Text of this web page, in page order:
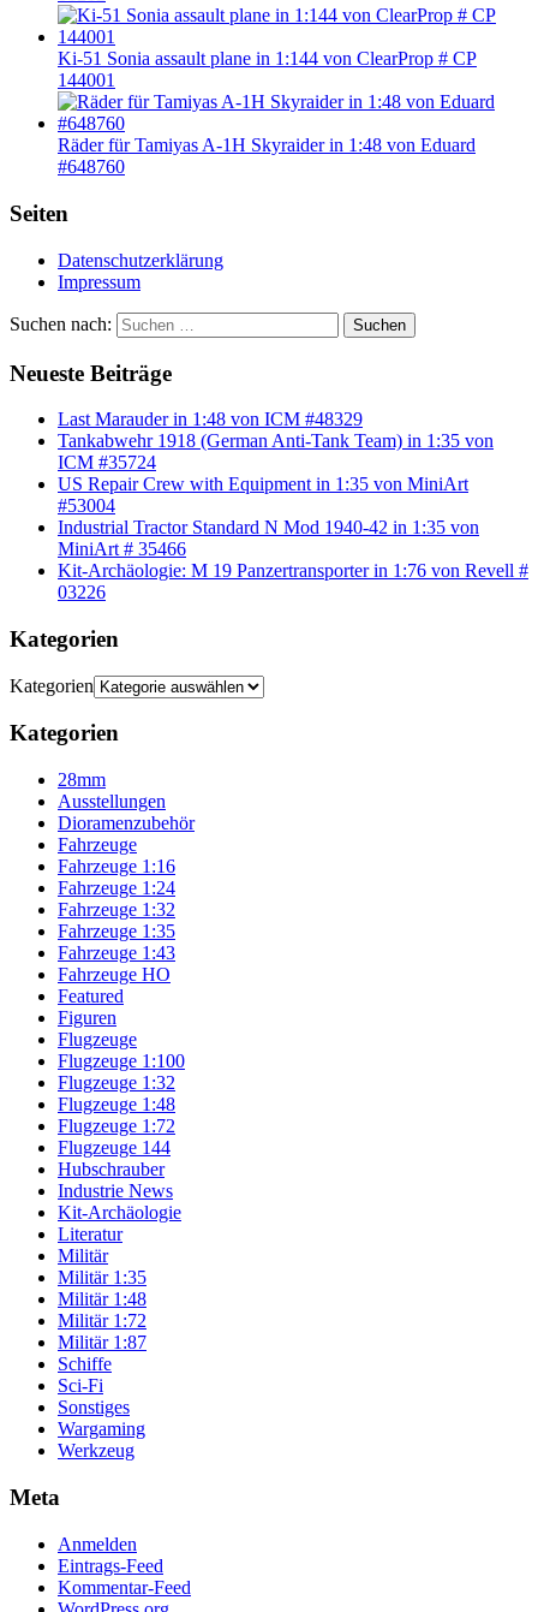
Ki-51 Sonia assault plane in 1:144 von ClearProp # CP
144001
Räder für Tamiyas A-1H Skyraider in 1:48 von Eduard
#648760
Seiten
Datenschutzerklärung
Impressum
Suchen nach: Suchen
Neueste Beiträge
Last Marauder in 1:48 von ICM #48329
Tankabwehr 1918 (German Anti-Tank Team) in 1:35 von
ICM #35724
US Repair Crew with Equipment in 1:35 von MiniArt
#53004
Industrial Tractor Standard N Mod 1940-42 in 1:35 von
MiniArt # 35466
Kit-Archäologie: M 19 Panzertransporter in 1:76 von Revell #
03226
Kategorien
Kategorien
Kategorien
28mm
Ausstellungen
Dioramenzubehör
Fahrzeuge
Fahrzeuge 1:16
Fahrzeuge 1:24
Fahrzeuge 1:32
Fahrzeuge 1:35
Fahrzeuge 1:43
Fahrzeuge HO
Featured
Figuren
Flugzeuge
Flugzeuge 1:100
Flugzeuge 1:32
Flugzeuge 1:48
Flugzeuge 1:72
Flugzeuge 144
Hubschrauber
Industrie News
Kit-Archäologie
Literatur
Militär
Militär 1:35
Militär 1:48
Militär 1:72
Militär 1:87
Schiffe
Sci-Fi
Sonstiges
Wargaming
Werkzeug
Meta
Anmelden
Eintrags-Feed
Kommentar-Feed